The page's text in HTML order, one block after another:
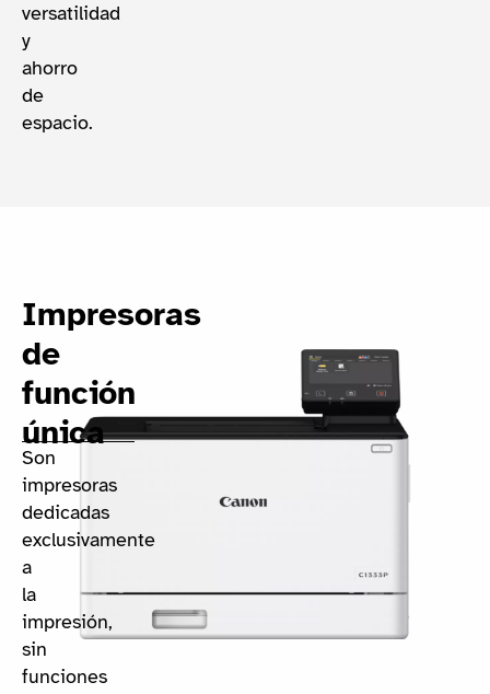
versatilidad
y
ahorro
de
espacio.
Impresoras
de
función
única
Son
impresoras
dedicadas
exclusivamente
a
la
impresión,
sin
funciones